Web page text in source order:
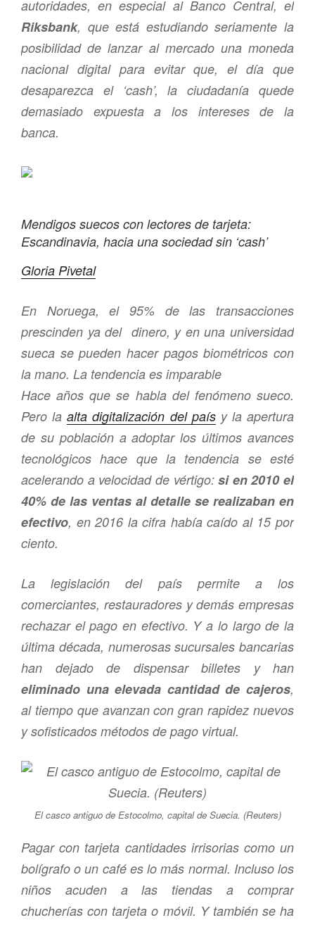
autoridades, en especial al Banco Central, el
Riksbank, que está estudiando seriamente la
posibilidad de lanzar al mercado una moneda
nacional digital para evitar que, el día que
desaparezca el ‘cash’, la ciudadanía quede
demasiado expuesta a los intereses de la
banca.
Mendigos suecos con lectores de tarjeta:
Escandinavia, hacia una sociedad sin ‘cash’
Gloria Pivetal
En Noruega, el 95% de las transacciones
prescinden ya del dinero, y en una universidad
sueca se pueden hacer pagos biométricos con
la mano. La tendencia es imparable
Hace años que se habla del fenómeno sueco.
Pero laalta digitalización del paísy la apertura
de su población a adoptar los últimos avances
tecnológicos hace que la tendencia se esté
acelerando a velocidad de vértigo:si en 2010 el
40% de las ventas al detalle se realizaban en
efectivo, en 2016 la cifra había caído al 15 por
ciento.
La legislación del país permite a los
comerciantes, restauradores y demás empresas
rechazar el pago en efectivo. Y a lo largo de la
última década, numerosas sucursales bancarias
han dejado de dispensar billetes y han
eliminado una elevada cantidad de cajeros,
al tiempo que avanzan con gran rapidez nuevos
y sofisticados métodos de pago virtual.
El casco antiguo de Estocolmo, capital de Suecia. (Reuters)
Pagar con tarjeta cantidades irrisorias como un
bolígrafo o un café es lo más normal. Incluso los
niños acuden a las tiendas a comprar
chucherías con tarjeta o móvil. Y también se ha